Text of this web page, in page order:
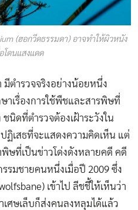
(ฮอกวีดธรรมดา) อาจทำให้ผิวหนัง
โดนแสงแดด
มีตำรวจจริงอย่างน้อยหนึ่ง
าเรื่องการใช้พืชและสารพิษที่
นิดที่ตำรวจต้องเฝ้าระวังใน
ฏิเสธที่จะแสดงความคิดเห็น แต่
ษที่เป็นข่าวโด่งดังหลายคดี คดี
รมชายคนหนึ่งเมื่อปี 2009 ซึ่ง
เข้าไป ลีชชี้ให้เห็นว่า
เศษเล็บก็ส่งคนลงหลุมได้แล้ว